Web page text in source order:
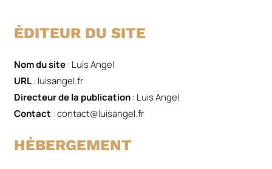
ÉDITEUR DU SITE
Nom du site: Luis Angel
URL: luisangel.fr
Directeur de la publication: Luis Angel
Contact : contact@luisangel.fr
HÉBERGEMENT